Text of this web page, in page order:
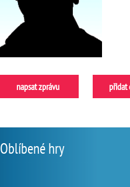
napsat zprávu přidat
Oblíbené hry